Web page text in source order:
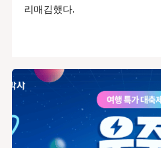
리매김했다.